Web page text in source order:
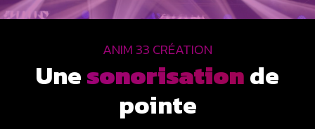
ANIM 33 CRÉATION
Unesonorisationde
pointe